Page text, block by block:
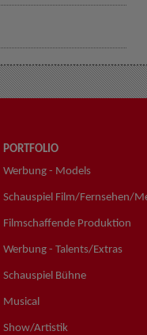
PORTFOLIO
Werbung - Models
Schauspiel Film/Fernsehen/
Filmschaffende Produktion
Werbung - Talents/Extras
Schauspiel Bühne
Musical
Show/Artistik